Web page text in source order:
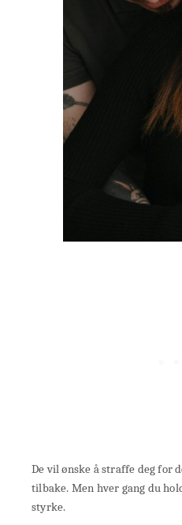
De vil ønske å straffe deg for
tilbake. Men hver gang du
styrke.